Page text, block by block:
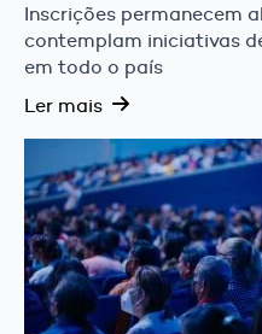
Inscrições permanecem
contemplam iniciativas
em todo o país
Ler mais